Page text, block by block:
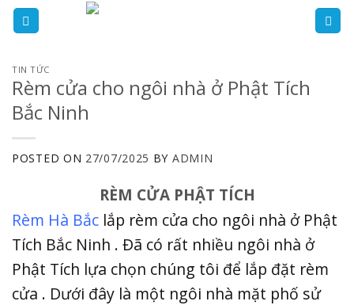
Skip
TIN TỨC
Rèm cửa cho ngôi nhà ở Phật Tích
Bắc Ninh
POSTED ON 27/07/2025 BY ADMIN
RÈM CỬA PHẬT TÍCH
Rèm Hà Bắc lắp rèm cửa cho ngôi nhà ở Phật
Tích Bắc Ninh . Đã có rất nhiều ngôi nhà ở
Phật Tích lựa chọn chúng tôi để lắp đặt rèm
cửa . Dưới đây là một ngôi nhà mặt phố sử